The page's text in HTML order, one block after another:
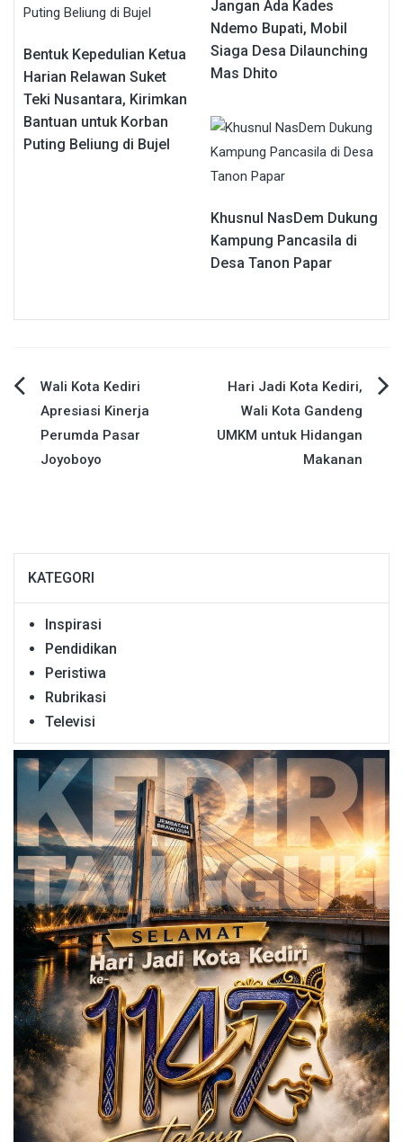
Bentuk Kepedulian Ketua
Harian Relawan Suket
Teki Nusantara, Kirimkan
Bantuan untuk Korban
Puting Beliung di Bujel
Jangan Ada Kades
Ndemo Bupati, Mobil
Siaga Desa Dilaunching
Mas Dhito
Khusnul NasDem Dukung
Kampung Pancasila di
Desa Tanon Papar
Navigasi
pos
Wali Kota Kediri
Apresiasi Kinerja
Perumda Pasar
Joyoboyo
Hari Jadi Kota Kediri,
Wali Kota Gandeng
UMKM untuk Hidangan
Makanan
KATEGORI
Inspirasi
Pendidikan
Peristiwa
Rubrikasi
Televisi